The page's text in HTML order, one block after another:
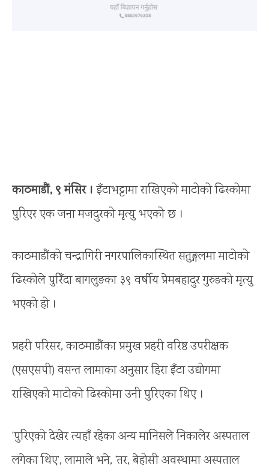
काठमाडौं, ९ मंसिर । इँटाभट्टामा राखिएको माटोको ढिस्कोमा
पुरिएर एक जना मजदुरको मृत्यु भएको छ ।
काठमाडौंको चन्द्रागिरी नगरपालिकास्थित सतुङ्गलमा माटोको
ढिस्कोले पुरिँदा बागलुङका ३९ वर्षीय प्रेमबहादुर गुरुङको मृत्यु
भएको हो ।
प्रहरी परिसर, काठमाडौंका प्रमुख प्रहरी वरिष्ठ उपरीक्षक
(एसएसपी) वसन्त लामाका अनुसार हिरा इँटा उद्योगमा
राखिएको माटोको ढिस्कोमा उनी पुरिएका थिए ।
‘पुरिएको देखेर त्यहाँ रहेका अन्य मानिसले निकालेर अस्पताल
लगेका थिए’, लामाले भने, ‘तर, बेहोसी अवस्थामा अस्पताल